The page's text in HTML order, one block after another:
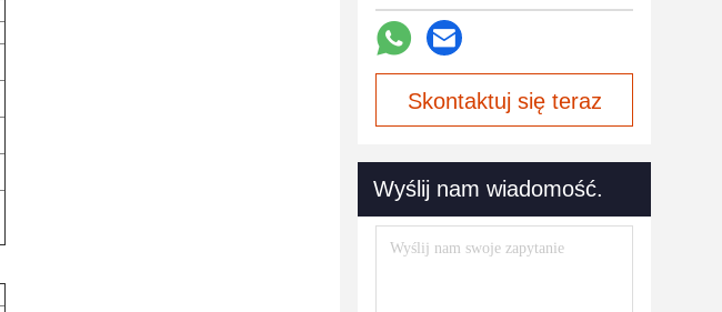
Skontaktuj się teraz
Wyślij nam wiadomość.